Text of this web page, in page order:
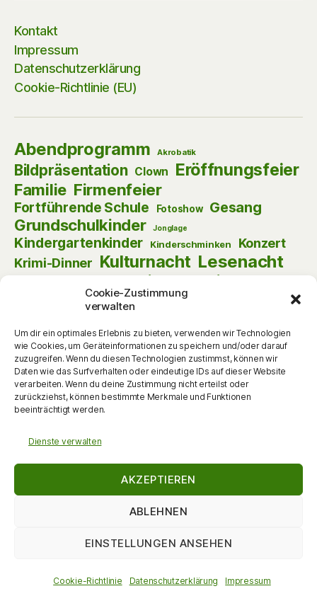
Cookie-Zustimmung
verwalten
Um dir ein optimales Erlebnis zu bieten, verwenden wir Technologien
wie Cookies, um Geräteinformationen zu speichern und/oder darauf
zuzugreifen. Wenn du diesen Technologien zustimmst, können wir
Daten wie das Surfverhalten oder eindeutige IDs auf dieser Website
verarbeiten. Wenn du deine Zustimmung nicht erteilst oder
zurückziehst, können bestimmte Merkmale und Funktionen
beeinträchtigt werden.
Dienste verwalten
AKZEPTIEREN
ABLEHNEN
EINSTELLUNGEN ANSEHEN
Cookie-Richtlinie Datenschutzerklärung Impressum
Kontakt
Impressum
Datenschutzerklärung
Cookie-Richtlinie (EU)
Abendprogramm Akrobatik
Bildpräsentation Clown Eröffnungsfeier
Familie Firmenfeier
Fortführende Schule Fotoshow Gesang
Grundschulkinder Jonglage
Kindergartenkinder Kinderschminken Konzert
Krimi-Dinner Kulturnacht Lesenacht
Lust am Lesen Matinee Musik
Pantomime Puppentheater
Schulanfänger Szenische Lesung
Tag der offenen Tür Tanz Theater
Themenabend Vernissage Vorlesen
Vorschulkinder Vortrag Vortrag Walking Act
Weihnachten Werkstattgespräch Zauberei
zum Mitmachen
DieKulturMacherin